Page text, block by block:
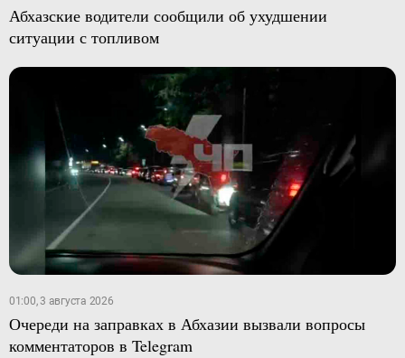
Абхазские водители сообщили об ухудшении
ситуации с топливом
01:00, 3 августа 2026
Очереди на заправках в Абхазии вызвали вопросы
комментаторов в Telegram